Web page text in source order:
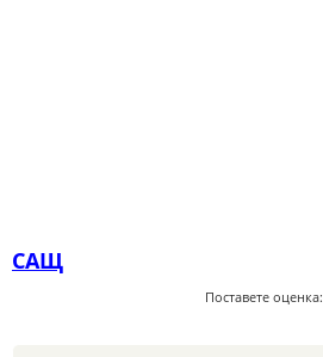
САЩ
Поставете оценка: